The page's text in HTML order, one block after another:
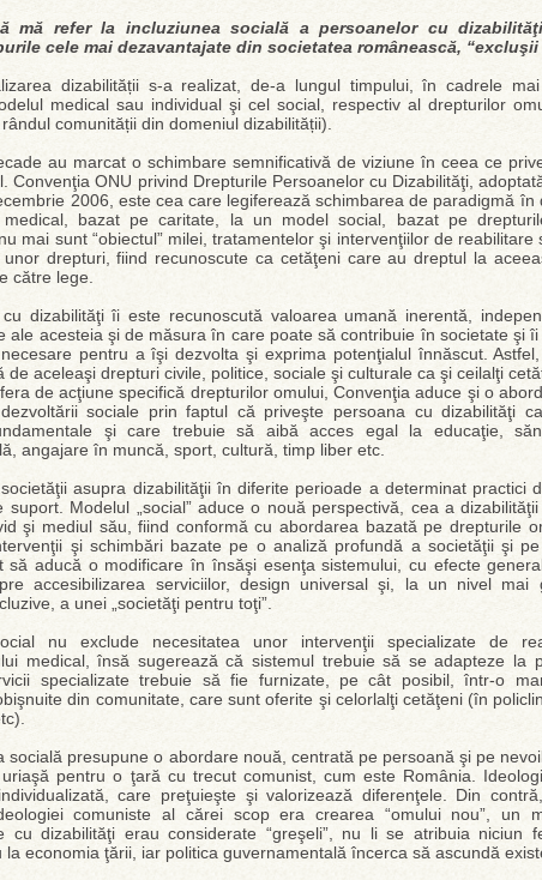
mă refer la incluziunea socială a persoanelor cu
cele mai dezavantajate din societatea românească,
dizabilității s‐a realizat, de‐a lungul timpului, în cadrele
medical sau individual şi cel social, respectiv al drepturilor
comunității din domeniul dizabilității).
au marcat o schimbare semnificativă de viziune în ceea ce
Convenţia ONU privind Drepturile Persoanelor cu Dizabilităţi,
2006, este cea care legiferează schimbarea de paradigmă în
bazat pe caritate, la un model social, bazat pe
mai sunt “obiectul” milei, tratamentelor şi intervenţiilor de
unor drepturi, fiind recunoscute ca cetăţeni care au dreptul la
către lege.
cu dizabilităţi îi este recunoscută valoarea umană inerentă,
ale acesteia şi de măsura în care poate să contribuie în societate şi
pentru a îşi dezvolta şi exprima potenţialul înnăscut.
de aceleaşi drepturi civile, politice, sociale şi culturale ca şi ceilalţi
de acţiune specifică drepturilor omului, Convenţia aduce şi o
sociale prin faptul că priveşte persoana cu dizabilităţi
şi care trebuie să aibă acces egal la educaţie,
angajare în muncă, sport, cultură, timp liber etc.
asupra dizabilităţii în diferite perioade a determinat practici
suport. Modelul „social” aduce o nouă perspectivă, cea a
şi mediul său, fiind conformă cu abordarea bazată pe drepturile
şi schimbări bazate pe o analiză profundă a societăţii şi pe
să aducă o modificare în însăşi esenţa sistemului, cu efecte
accesibilizarea serviciilor, design universal şi, la un nivel mai
a unei „societăţi pentru toţi”.
nu exclude necesitatea unor intervenţii specializate de
medical, însă sugerează că sistemul trebuie să se adapteze la
specializate trebuie să fie furnizate, pe cât posibil, într-o
din comunitate, care sunt oferite şi celorlalţi cetăţeni (în
socială presupune o abordare nouă, centrată pe persoană şi pe
pentru o ţară cu trecut comunist, cum este România.
care preţuieşte şi valorizează diferenţele. Din
comuniste al cărei scop era crearea “omului nou”, un
cu dizabilităţi erau considerate “greşeli”, nu li se atribuia niciun
la economia ţării, iar politica guvernamentală încerca să ascundă